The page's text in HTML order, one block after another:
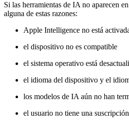
Si las herramientas de IA no aparecen
alguna de estas razones:
Apple Intelligence no está
el dispositivo no es compatible
el sistema operativo está
el idioma del dispositivo y el
los modelos de IA aún no han
el usuario no tiene una